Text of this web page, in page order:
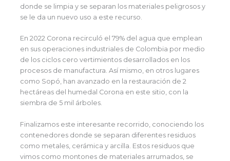
donde se limpia y se separan los materiales peligrosos y
se le da un nuevo uso a este recurso.
En 2022 Corona recirculó el 79% del agua que emplean
en sus operaciones industriales de Colombia por medio
de los ciclos cero vertimientos desarrollados en los
procesos de manufactura. Así mismo, en otros lugares
como Sopó, han avanzado en la restauración de 2
hectáreas del humedal Corona en este sitio, con la
siembra de 5 mil árboles.
Finalizamos este interesante recorrido, conociendo los
contenedores donde se separan diferentes residuos
como metales, cerámica y arcilla. Estos residuos que
vimos como montones de materiales arrumados, se